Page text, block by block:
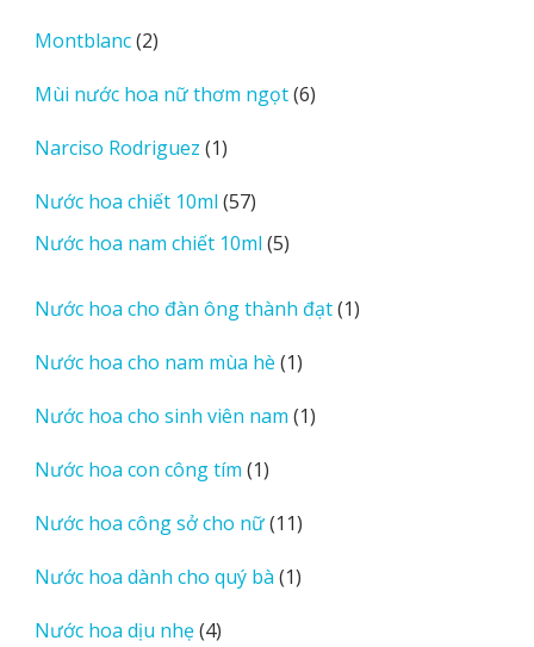
Montblanc 22
phẩm
Mùi nước hoa nữ thơm ngọt 66
Narciso Rodriguez 11
phẩm
Nước hoa chiết 10ml 5757
sản
phẩm
Nước hoa nam chiết 10ml 55
phẩm
Nước hoa cho đàn ông thành đạt 11
Nước hoa cho nam mùa hè 11
phẩm
Nước hoa cho sinh viên nam 11
Nước hoa con công tím 11
phẩm
Nước hoa công sở cho nữ 1111
phẩm
Nước hoa dành cho quý bà 11
Nước hoa dịu nhẹ 44